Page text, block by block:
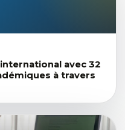
international avec 32
à travers